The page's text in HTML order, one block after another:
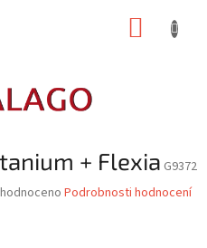
+ Flexia G9372
Podrobnosti hodnocení